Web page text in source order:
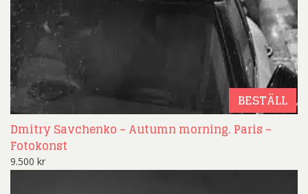
BESTÄLL
Dmitry Savchenko – Autumn morning. Paris –
Fotokonst
9.500 kr